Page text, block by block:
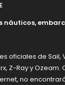
náuticos,
oficiales de Sail,
Z-Ray y Ozeam.
no